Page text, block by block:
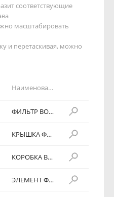
Наименование детали
ФИЛЬТР ВОЗДУШНЫЙ В СБОРЕ
КРЫШКА ФОЗДУШНОГО ФИЛЬТРА
КОРОБКА ВОЗДУШНОГО ФИЛЬТРА
ЭЛЕМЕНТ ФИЛЬТРУЮЩИЙ
соответствующие
масштабировать
и перетаскивая, можно